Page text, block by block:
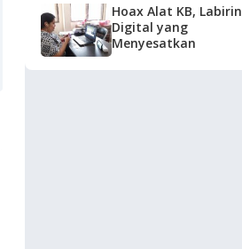
Hoax Alat KB, Labirin
Digital yang
Menyesatkan